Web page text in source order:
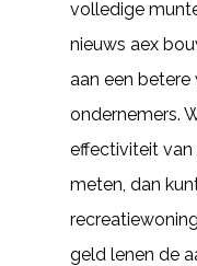
volledige
nieuws aex
aan een betere
ondernemers.
effectiviteit
meten, dan
geld lenen de